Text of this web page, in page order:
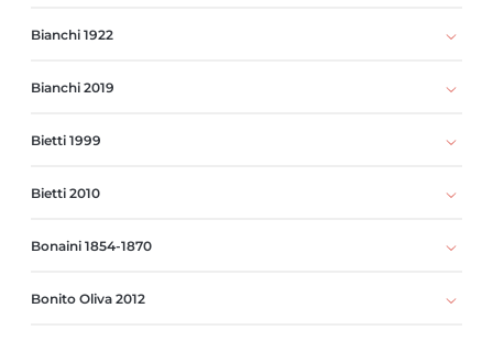
Bianchi 1922
Bianchi 2019
Bietti 1999
Bietti 2010
Bonaini 1854-1870
Bonito Oliva 2012